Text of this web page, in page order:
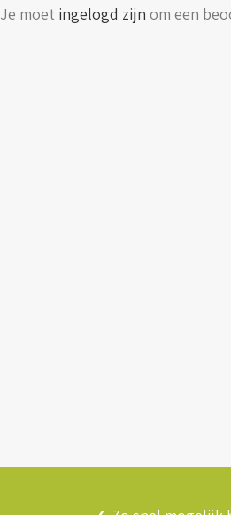
Je moet ingelogd zijn om een